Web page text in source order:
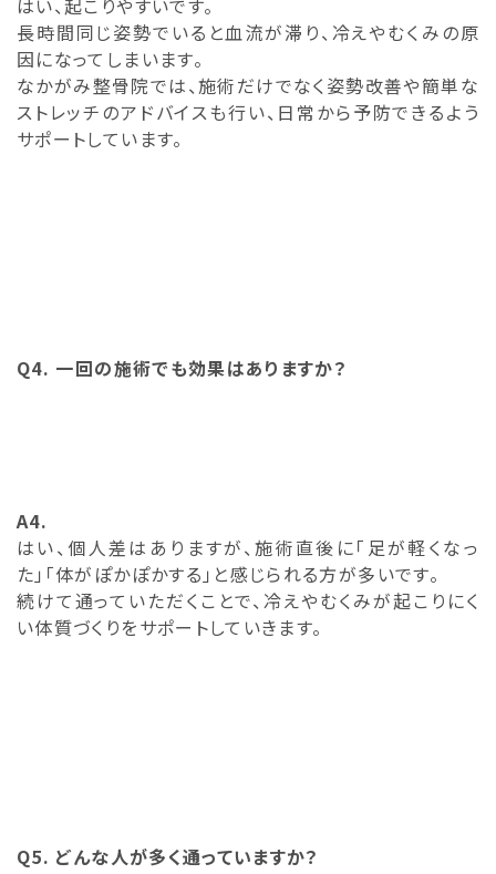
はい、起こりやすいです。
長時間同じ姿勢でいると血流が滞り、冷えやむくみの原
因になってしまいます。
なかがみ整骨院では、施術だけでなく姿勢改善や簡単な
ストレッチのアドバイスも行い、日常から予防できるよう
サポートしています。
Q4. 一回の施術でも効果はありますか？
A4.
はい、個人差はありますが、施術直後に「足が軽くなっ
た」「体がぽかぽかする」と感じられる方が多いです。
続けて通っていただくことで、冷えやむくみが起こりにく
い体質づくりをサポートしていきます。
Q5. どんな人が多く通っていますか？